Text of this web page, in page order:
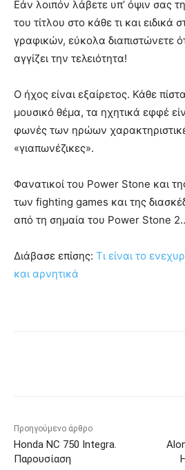
Εάν λοιπόν λάβετε υπ’ όψιν σας
του τίτλου στο κάθε τι και ειδικά
γραφικών, εύκολα διαπιστώνετε
αγγίζει την τελειότητα!
Ο ήχος είναι εξαίρετος. Κάθε
μουσικό θέμα, τα ηχητικά εφφέ
φωνές των ηρώων
«γιαπωνέζικες».
Φανατικοί του Power Stone και
των fighting games και της
από τη σημαία του Power Stone
Διάβασε επίσης: Τι είναι το
και αρνητικά
Προηγούμενο άρθρο
Honda NC 750 Integra.
Παρουσίαση